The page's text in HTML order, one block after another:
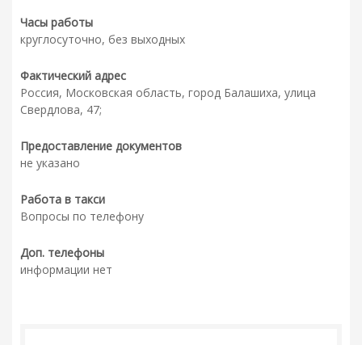
Часы работы
круглосуточно, без выходных
Фактический адрес
Россия, Московская область, город Балашиха, улица
Свердлова, 47;
Предоставление документов
не указано
Работа в такси
Вопросы по телефону
Доп. телефоны
информации нет